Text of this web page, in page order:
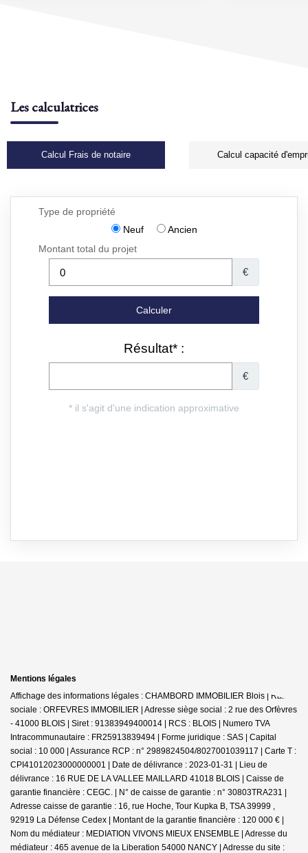
Les calculatrices
Calcul Frais de notaire Calcul capacité
Mentions légales
Affichage des informations légales : CHAMBORD IMMOBILIER Blois | Raison
sociale : ORFEVRES IMMOBILIER | Adresse siège social : 2 rue des Orfèvres
- 41000 BLOIS | Siret : 91383949400014 | RCS : BLOIS | Numero TVA
Intracommunautaire : FR25913839494 | Forme juridique : SAS | Capital
social : 10 000 | Assurance RCP : n° 2989824504/8027001039117 | Carte T :
CPI41012023000000001 | Date de délivrance : 2023-01-31 | Lieu de
délivrance : 16 RUE DE LA VALLEE MAILLARD 41018 BLOIS | Caisse de
garantie financière : CEGC. | N° de caisse de garantie : n° 30803TRA231 |
Adresse caisse de garantie : 16, rue Hoche, Tour Kupka B, TSA 39999 ,
92919 La Défense Cedex | Montant de la garantie financière : 120 000 € |
Nom du médiateur : MEDIATION VIVONS MIEUX ENSEMBLE | Adresse du
médiateur : 465 avenue de la Liberation 54000 NANCY | Adresse du site :